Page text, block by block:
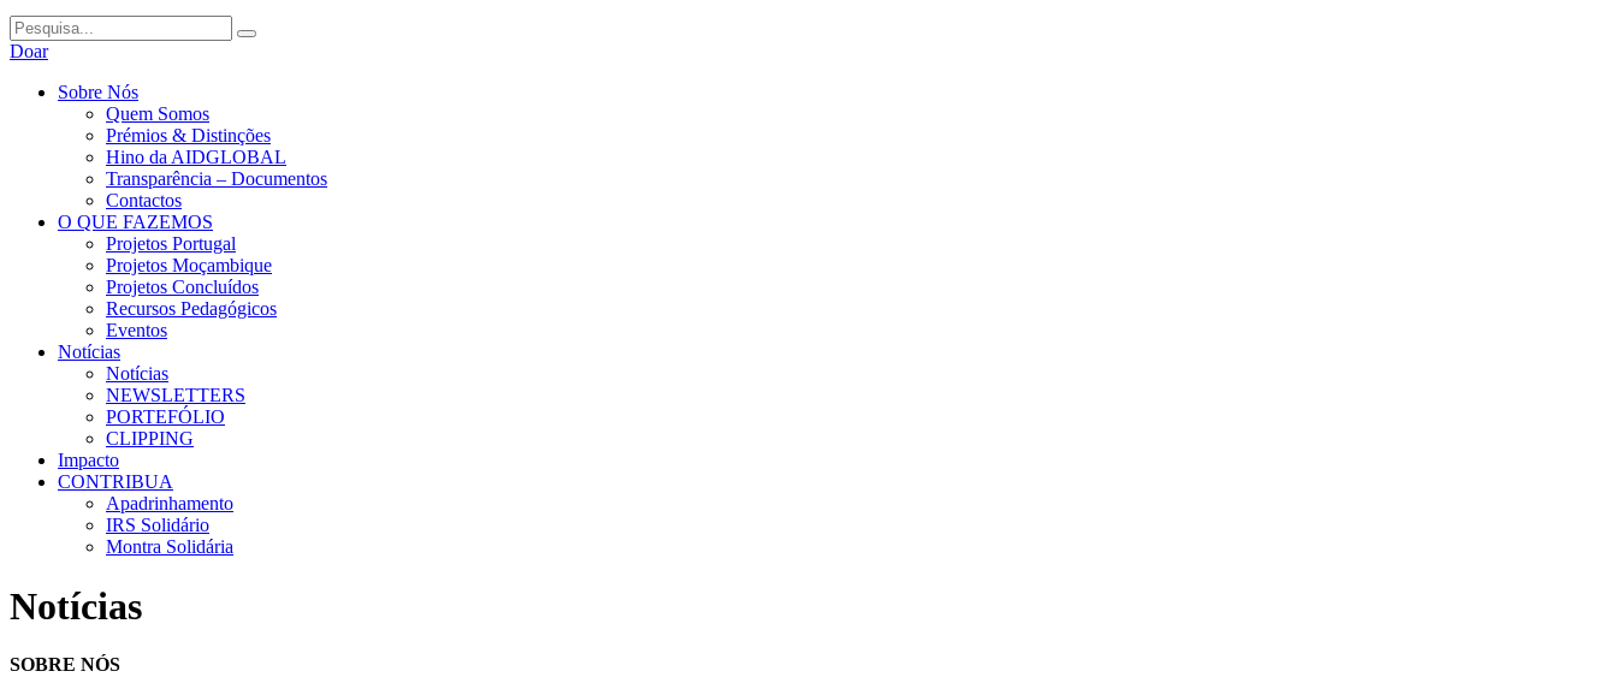
Doar
Sobre Nós
Quem Somos
Prémios & Distinções
Hino da AIDGLOBAL
Transparência – Documentos
Contactos
O QUE FAZEMOS
Projetos Portugal
Projetos Moçambique
Projetos Concluídos
Recursos Pedagógicos
Eventos
Notícias
Notícias
NEWSLETTERS
PORTEFÓLIO
CLIPPING
Impacto
CONTRIBUA
Apadrinhamento
IRS Solidário
Montra Solidária
Notícias
SOBRE NÓS